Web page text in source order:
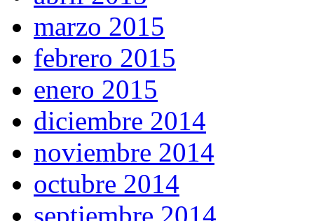
marzo 2015
febrero 2015
enero 2015
diciembre 2014
noviembre 2014
octubre 2014